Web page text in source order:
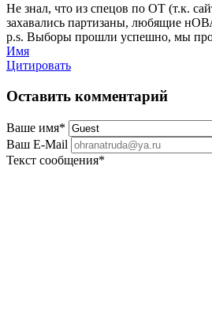
Не знал, что из спецов по ОТ (т.к.
захавались партизаны, любящие
p.s. Выборы прошли успешно, мы
Имя
Цитировать
Оставить комментарий
Ваше имя*
Ваш E-Mail
Текст сообщения*